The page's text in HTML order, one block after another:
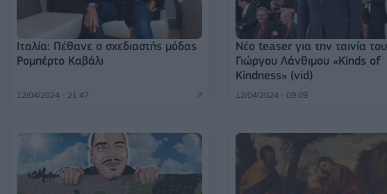
Ιταλία: Πέθανε ο σχεδιαστής μόδας
Ρομπέρτο Καβάλι
12/04/2024 - 21:47
Νέο teaser για την ταινία του
Γιώργου Λάνθιμου «Kinds of
Kindness» (vid)
12/04/2024 - 09:09